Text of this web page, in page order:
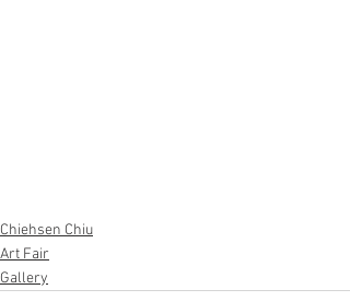
Chiehsen Chiu
Art Fair
Gallery